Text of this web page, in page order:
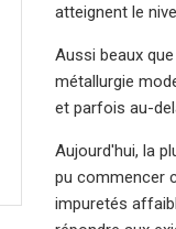
atteignent le
Aussi beaux
métallurgie
et parfois au-
Aujourd'hui, la
pu commencer
impuretés